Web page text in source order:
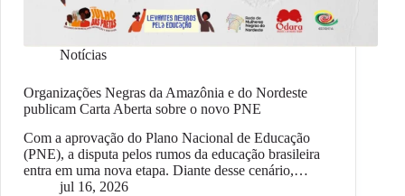
Notícias
Organizações Negras da Amazônia e do Nordeste
publicam Carta Aberta sobre o novo PNE
Com a aprovação do Plano Nacional de Educação
(PNE), a disputa pelos rumos da educação brasileira
entra em uma nova etapa. Diante desse cenário,…
jul 16, 2026